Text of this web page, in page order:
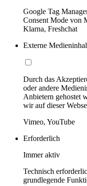
Google Tag
Consent Mode von
Klarna, Freshchat
Externe
Durch das
oder andere
Anbietern gehostet
wir auf dieser
Vimeo, YouTube
Erforderlich
Immer aktiv
Technisch
grundlegende